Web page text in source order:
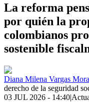
La reforma
por quién la
colombianos
sostenible
Diana Milena Vargas
derecho de la seguridad
03 JUL 2026 - 14:40|